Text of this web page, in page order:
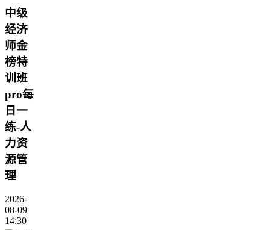
中级
经济
师金
榜特
训班
pro每
日一
练-人
力资
源管
理
2026-
08-09
14:30